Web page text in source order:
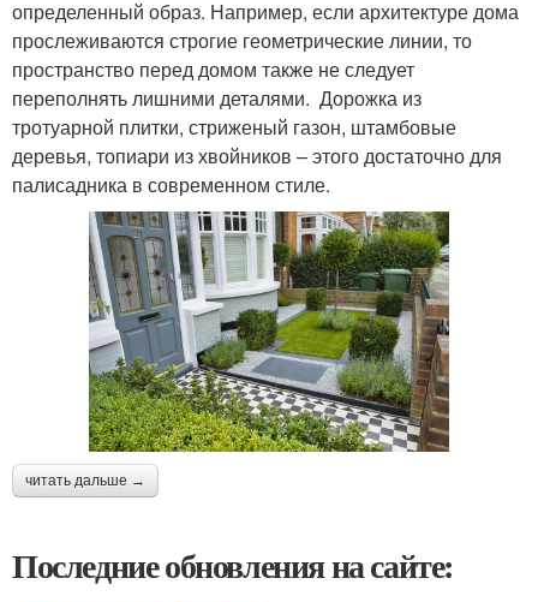
определенный образ. Например, если архитектуре дома
прослеживаются строгие геометрические линии, то
пространство перед домом также не следует
переполнять лишними деталями. Дорожка из
тротуарной плитки, стриженый газон, штамбовые
деревья, топиари из хвойников – этого достаточно для
палисадника в современном стиле.
читать дальше →
Последние обновления на сайте: